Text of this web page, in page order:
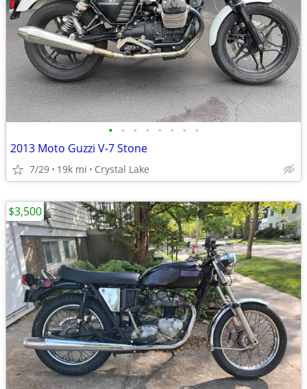
• • • • • • • •
2013 Moto Guzzi V-7 Stone
7/29 19k mi Crystal Lake
$3,500